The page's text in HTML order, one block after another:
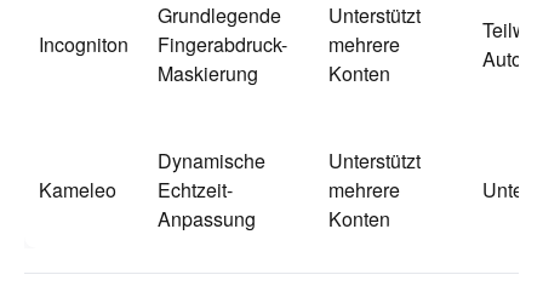
Incogniton
Grundlegende
Fingerabdruck-
Maskierung
Unterstützt
mehrere
Konten
Kameleo
Dynamische
Echtzeit-
Anpassung
Unterstützt
mehrere
Konten